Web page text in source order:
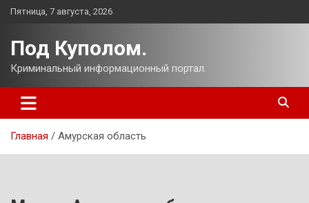
Перейти
Пятница, 7 августа, 2026
Под Куполом.
Криминальный информационный портал.
Главная Амурская область